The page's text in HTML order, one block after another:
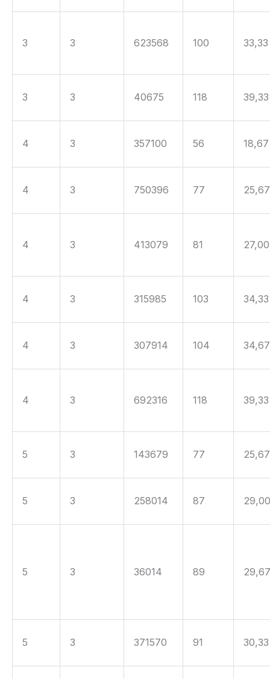
3 3 623568 100 33,33
3 3 40675 118 39,33
4 3 357100 56 18,67
4 3 750396 77 25,67
4 3 413079 81 27,00
4 3 315985 103 34,33
4 3 307914 104 34,67
4 3 692316 118 39,33
5 3 143679 77 25,67
5 3 258014 87
5 3 36014 89
5 3 371570 91 30,33